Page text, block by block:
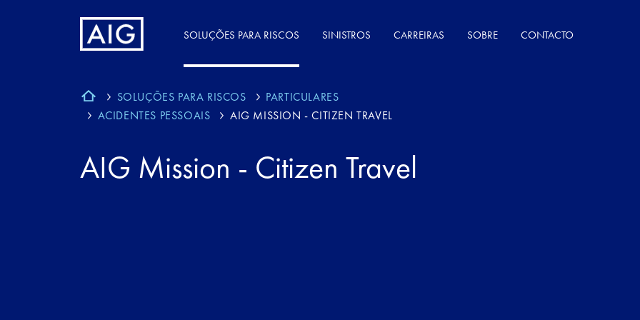
SOLUÇÕES PARA RISCOS SINISTROS CARREIRAS SOBRE CONTACTO
SOLUÇÕES PARA RISCOS
PARTICULARES
ACIDENTES PESSOAIS
AIG MISSION - CITIZEN TRAVEL
AIG Mission - Citizen Travel